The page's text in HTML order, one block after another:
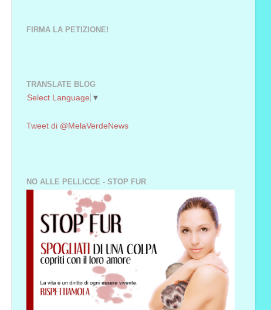
FIRMA LA PETIZIONE!
TRANSLATE BLOG
Select Language ▼
Tweet di @MelaVerdeNews
NO ALLE PELLICCE - STOP FUR